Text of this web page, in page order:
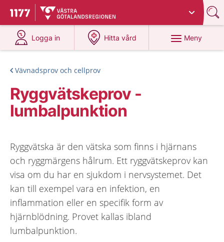
Till startsidan för 1177
Du har valt region
Logga in
på 1177.se
Hitta vård
på 1177.se
Meny
Vävnadsprov och cellprov
Ryggvätskeprov -
lumbalpunktion
Ryggvätska är den vätska som finns i hjärnans
och ryggmärgens hålrum. Ett ryggvätskeprov kan
visa om du har en sjukdom i nervsystemet. Det
kan till exempel vara en infektion, en
inflammation eller en specifik form av
hjärnblödning. Provet kallas ibland
lumbalpunktion.